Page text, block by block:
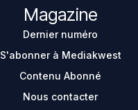
Magazine
Dernier numéro
S'abonner à Mediakwest
Contenu Abonné
Nous contacter